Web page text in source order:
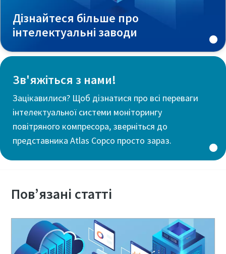
Дізнайтеся більше про
інтелектуальні заводи
Зв'яжіться з нами!
Зацікавилися? Щоб дізнатися про всі переваги
інтелектуальної системи моніторингу
повітряного компресора, зверніться до
представника Atlas Copco просто зараз.
Пов’язані статті